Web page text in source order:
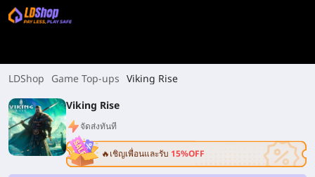
LDShop Game Top-ups Viking Rise
Viking Rise
จัดส่งทันที
🔥เชิญเพื่อนและรับ 15%OFF